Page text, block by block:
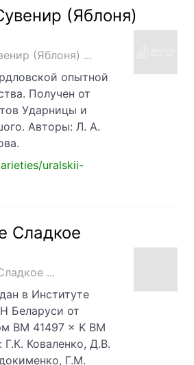
(Яблоня)
(Яблоня) ...
опытной
Получен от
Ударницы и
Авторы: Л. А.
uralskii-
Сладкое
...
в Институте
Беларуси от
ВМ 41497 × K BM
Коваленко, Д.В.
Г.М.